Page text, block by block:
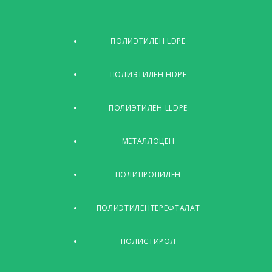
ПОЛИЭТИЛЕН LDPE
ПОЛИЭТИЛЕН HDPE
ПОЛИЭТИЛЕН LLDPE
МЕТАЛЛОЦЕН
ПОЛИПРОПИЛЕН
ПОЛИЭТИЛЕНТЕРЕФТАЛАТ
ПОЛИСТИРОЛ